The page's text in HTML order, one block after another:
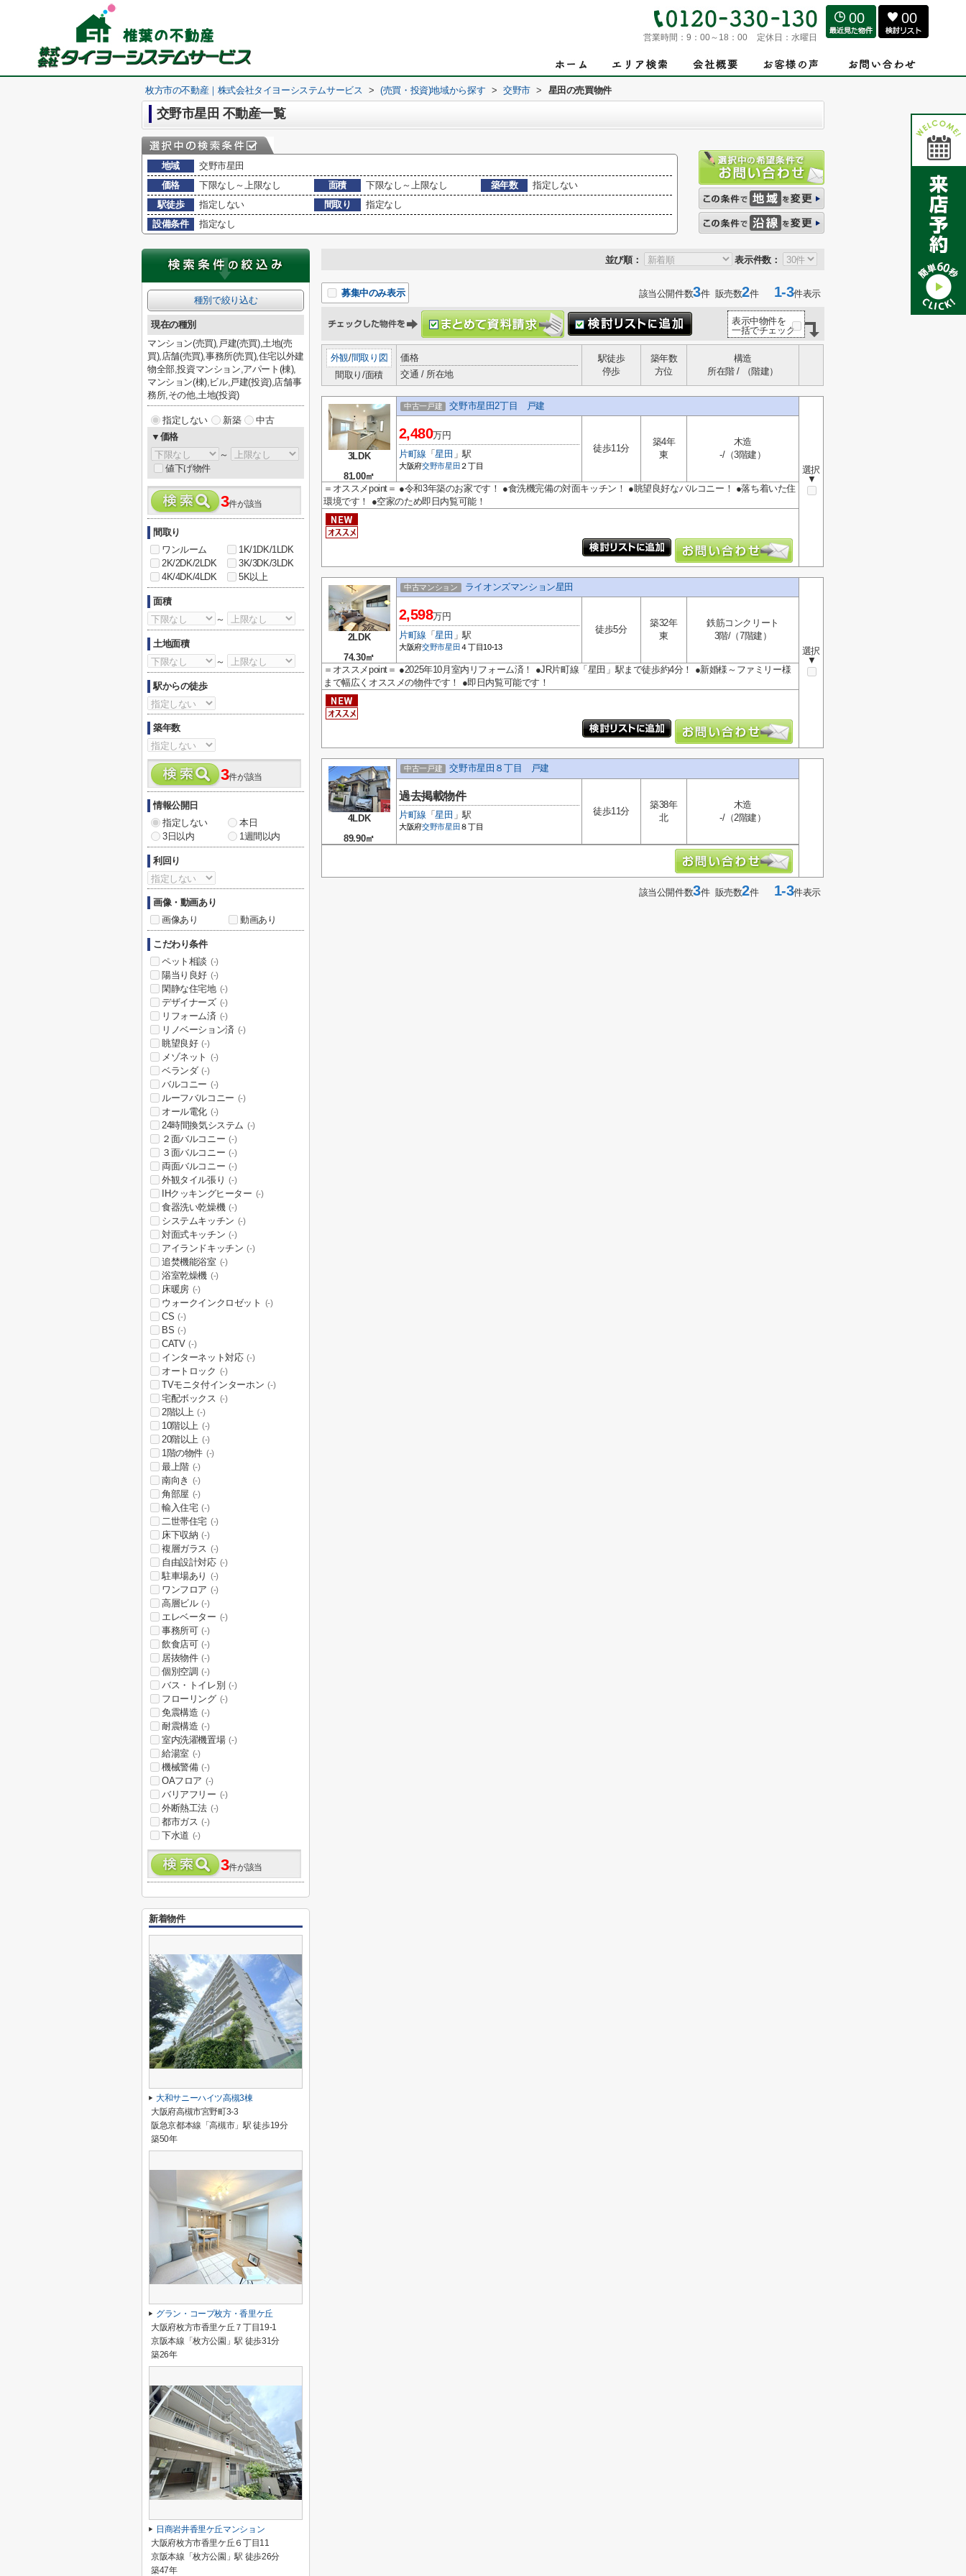
営業時間： 9：00～18：00 定休日： 水曜日
00 00
枚方市の不動産｜株式会社タイヨーシステムサービス > (売買・投資)地域から探す > 交野市 > 星田の売買物件
交野市星田 不動産一覧
地域
交野市星田
価格
下限なし～上限なし 面積 下限なし～上限なし 築年数
指定しない
駅徒歩
指定しない 間取り
指定なし
設備条件
指定なし
並び順： 表示件数：
募集中のみ表示 該当公開件数3件 販売数2件1-3件表示
表示中物件を
一括でチェック
外観/間取り図
間取り/面積
価格
交通 / 所在地
駅徒歩
停歩
築年数
方位
構造
所在階 / （階建）
3LDK
81.00㎡
中古一戸建 交野市星田2丁目 戸建
選択
▼
2,480万円
片町線 「星田 」駅
大阪府交野市星田 ２丁目
徒歩11分
築4年
東
木造
-/（3階建）
＝オススメpoint＝ ●令和3年築のお家です！ ●食洗機完備の対面キッチン！ ●眺望良好なバルコニー！ ●落ち着いた住
環境です！ ●空家のため即日内覧可能！
2LDK
74.30㎡
中古マンション ライオンズマンション星田
選択
▼
2,598万円
片町線 「星田 」駅
大阪府交野市星田 ４丁目10-13
徒歩5分
築32年
東
鉄筋コンクリート
3階/（7階建）
＝オススメpoint＝ ●2025年10月室内リフォーム済！ ●JR片町線「星田」駅まで徒歩約4分！ ●新婚様～ファミリー様
まで幅広くオススメの物件です！ ●即日内覧可能です！
4LDK
89.90㎡
中古一戸建 交野市星田８丁目 戸建
過去掲載物件
片町線 「星田 」駅
大阪府交野市星田 ８丁目
徒歩11分
築38年
北
木造
-/（2階建）
該当公開件数3件 販売数2件1-3件表示
種別で絞り込む
現在の種別
マンション(売買),戸建(売買),土地(売
買),店舗(売買),事務所(売買),住宅以外建
物全部,投資マンション,アパート(棟),
マンション(棟),ビル,戸建(投資),店舗事
務所,その他,土地(投資)
指定しない 新築
中古
▼価格
～
値下げ物件
3件が該当
間取り
ワンルーム
1K/1DK/1LDK
2K/2DK/2LDK
3K/3DK/3LDK
4K/4DK/4LDK
5K以上
面積
～
土地面積
～
駅からの徒歩
築年数
3件が該当
情報公開日
指定しない
本日
3日以内
1週間以内
利回り
画像・動画あり
画像あり
動画あり
こだわり条件
ペット相談 (-)
陽当り良好 (-)
閑静な住宅地 (-)
デザイナーズ (-)
リフォーム済 (-)
リノベーション済 (-)
眺望良好 (-)
メゾネット (-)
ベランダ (-)
バルコニー (-)
ルーフバルコニー (-)
オール電化 (-)
24時間換気システム (-)
２面バルコニー (-)
３面バルコニー (-)
両面バルコニー (-)
外観タイル張り (-)
IHクッキングヒーター (-)
食器洗い乾燥機 (-)
システムキッチン (-)
対面式キッチン (-)
アイランドキッチン (-)
追焚機能浴室 (-)
浴室乾燥機 (-)
床暖房 (-)
ウォークインクロゼット (-)
CS (-)
BS (-)
CATV (-)
インターネット対応 (-)
オートロック (-)
TVモニタ付インターホン (-)
宅配ボックス (-)
2階以上 (-)
10階以上 (-)
20階以上 (-)
1階の物件 (-)
最上階 (-)
南向き (-)
角部屋 (-)
輸入住宅 (-)
二世帯住宅 (-)
床下収納 (-)
複層ガラス (-)
自由設計対応 (-)
駐車場あり (-)
ワンフロア (-)
高層ビル (-)
エレベーター (-)
事務所可 (-)
飲食店可 (-)
居抜物件 (-)
個別空調 (-)
バス・トイレ別 (-)
フローリング (-)
免震構造 (-)
耐震構造 (-)
室内洗濯機置場 (-)
給湯室 (-)
機械警備 (-)
OAフロア (-)
バリアフリー (-)
外断熱工法 (-)
都市ガス (-)
下水道 (-)
3件が該当
新着物件
大和サニーハイツ高槻3棟
大阪府高槻市宮野町3-3
阪急京都本線「高槻市」駅 徒歩19分
築50年
グラン・コープ枚方・香里ケ丘
大阪府枚方市香里ケ丘７丁目19-1
京阪本線「枚方公園」駅 徒歩31分
築26年
日商岩井香里ケ丘マンション
大阪府枚方市香里ケ丘６丁目11
京阪本線「枚方公園」駅 徒歩26分
築47年